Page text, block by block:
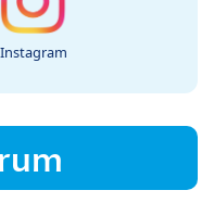
Instagram